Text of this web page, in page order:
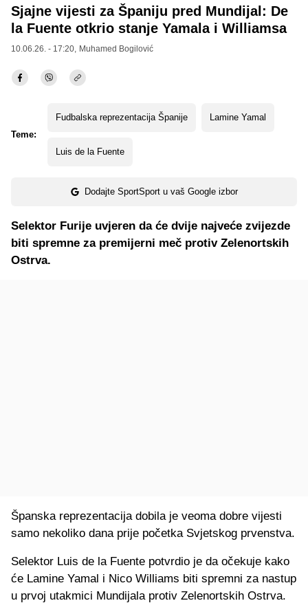
Sjajne vijesti za Španiju pred Mundijal: De
la Fuente otkrio stanje Yamala i Williamsa
10.06.26. - 17:20, Muhamed Bogilović
Teme:
Fudbalska reprezentacija Španije Lamine Yamal
Luis de la Fuente
Dodajte SportSport u vaš Google izbor
Selektor Furije uvjeren da će dvije najveće zvijezde
biti spremne za premijerni meč protiv Zelenortskih
Ostrva.
Španska reprezentacija dobila je veoma dobre vijesti
samo nekoliko dana prije početka Svjetskog prvenstva.
Selektor Luis de la Fuente potvrdio je da očekuje kako
će Lamine Yamal i Nico Williams biti spremni za nastup
u prvoj utakmici Mundijala protiv Zelenortskih Ostrva.